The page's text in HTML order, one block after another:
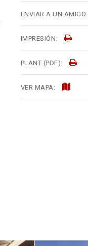
ENVIAR A UN AMIGO:
IMPRESIÓN:
PLANT (PDF):
VER MAPA: